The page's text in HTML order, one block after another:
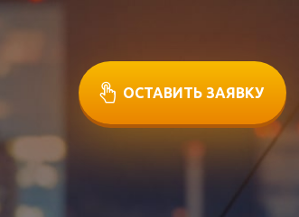
ОСТАВИТЬ ЗАЯВКУ